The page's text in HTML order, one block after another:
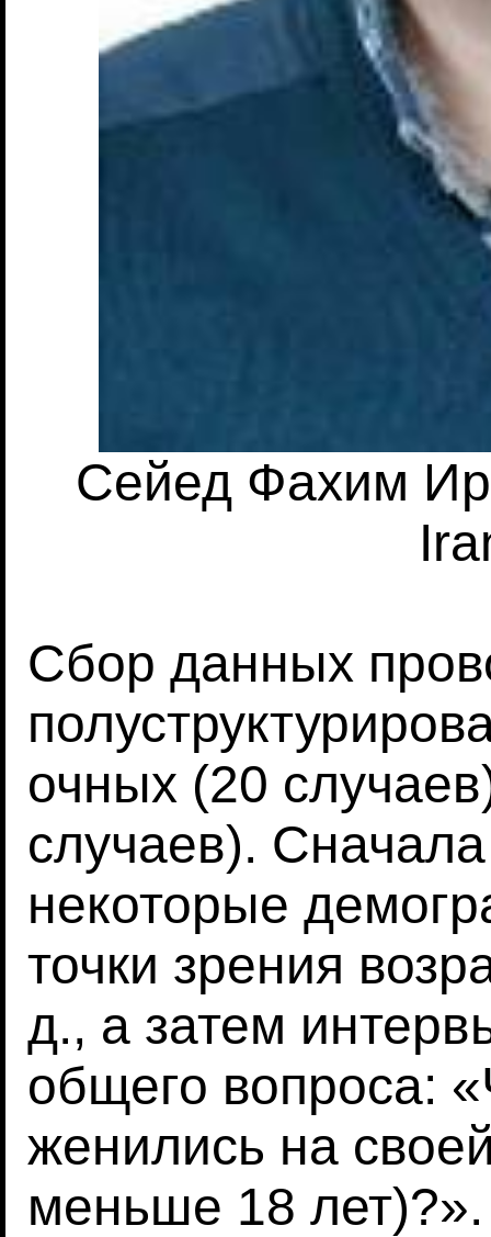
Сейед Фахим
Сбор данных
очных (20
случаев).
некоторые
точки зрения
д., а затем
общего вопроса:
женились на
меньше 18 лет)?».